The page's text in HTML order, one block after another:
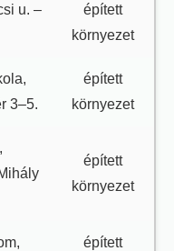
u. –
épített
környezet
3–5.
épített
környezet
épített
környezet
épített